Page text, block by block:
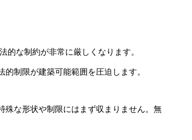
的な制約が非常に厳しくなります。
制限が建築可能範囲を圧迫します。
殊な形状や制限にはまず収まりません。無